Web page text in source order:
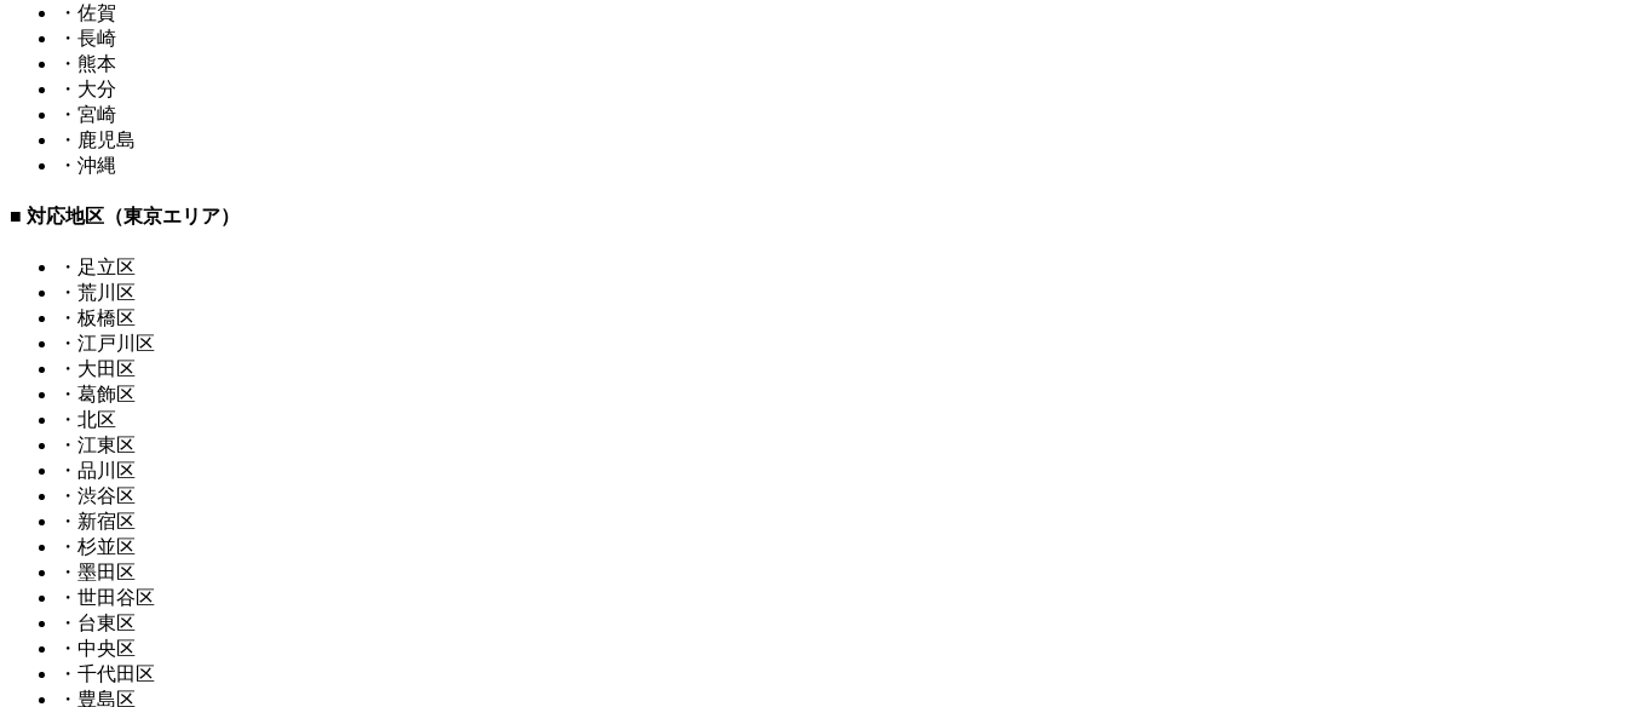
・佐賀
・長崎
・熊本
・大分
・宮崎
・鹿児島
・沖縄
■ 対応地区（東京エリア）
・足立区
・荒川区
・板橋区
・江戸川区
・大田区
・葛飾区
・北区
・江東区
・品川区
・渋谷区
・新宿区
・杉並区
・墨田区
・世田谷区
・台東区
・中央区
・千代田区
・豊島区